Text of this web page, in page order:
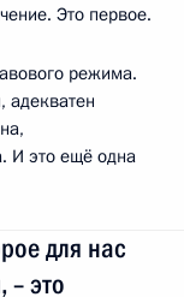
Это первое.
режима.
адекватен
И это ещё одна
для нас
– это